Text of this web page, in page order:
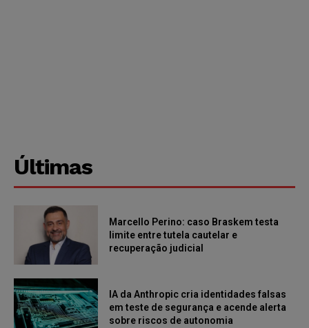
Últimas
Marcello Perino: caso Braskem testa
limite entre tutela cautelar e
recuperação judicial
IA da Anthropic cria identidades falsas
em teste de segurança e acende alerta
sobre riscos de autonomia